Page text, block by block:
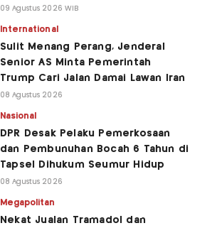
09 Agustus 2026 WIB
International
Sulit Menang Perang, Jenderal
Senior AS Minta Pemerintah
Trump Cari Jalan Damai Lawan Iran
08 Agustus 2026
Nasional
DPR Desak Pelaku Pemerkosaan
dan Pembunuhan Bocah 6 Tahun di
Tapsel Dihukum Seumur Hidup
08 Agustus 2026
Megapolitan
Nekat Jualan Tramadol dan